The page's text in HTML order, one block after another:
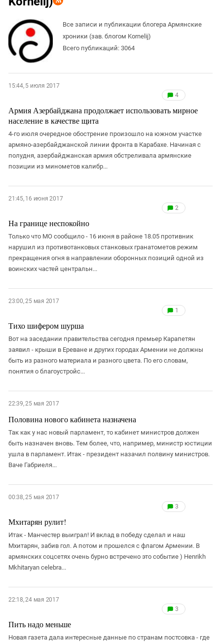
ИНАКОМЫСЛИЕ В ЧЕЧНЕ
ПРЕСЛЕДОВАНИЕ АКТИВИСТОВ
МОБИЛИЗАЦИЯ И ПРОТЕСТЫ
Ингушетия
Кабардино-Балкария
Калмыкия
Краснодарский край
Российская Федерация
Северная Осетия - Алания
СКФО
Южный Кавказ
ЮФО
Все записи и публикации блогера Армянские
хроники (зав. блогом Kornelij)
Всего публикаций: 3064
15:44, 5 июля 2017
4
Армия Азербайджана продолжает использовать мирное
население в качестве щита
4-го июля очередное обострение произошло на южном участке
армяно-азербайджанской линии фронта в Карабахе. Начиная с
полудня, азербайджанская армия обстреливала армянские
позиции из минометов калибр...
21:45, 16 июня 2017
2
На границе неспокойно
Только что МО сообщило - 16 июня в районе 18.05 противник
нарушил из противотанковых станковых гранатометов режим
прекращения огня в направлении оборонных позиций одной из
воинских частей центральн...
23:00, 25 мая 2017
1
Тихо шифером шурша
Вот на заседании правительства сегодня премьер Карапетян
заявил - крыши в Ереване и других городах Армении не должны
быть из разного материала и разного цвета. По его словам,
понятия о благоустройс...
22:39, 25 мая 2017
Половина нового кабинета назначена
Так как у нас новый парламент, то кабинет министров должен
быть назначен вновь. Тем более, что, например, министр юстиции
ушла в парламент. Итак - президент назачил полвину министров.
Ваче Габриеля...
00:38, 25 мая 2017
3
Мхитарян рулит!
Итак - Манчестер выиграл! И вклад в победу сделал и наш
Мхитарян, забив гол. А потом и прошелся с флагом Армении. В
армянских соцсетях очень бурно встречено это событие ) Henrikh
Mkhitaryan celebra...
22:18, 24 мая 2017
3
Пить надо меньше
Новая газета дала интересные данные по странам постсовка - где